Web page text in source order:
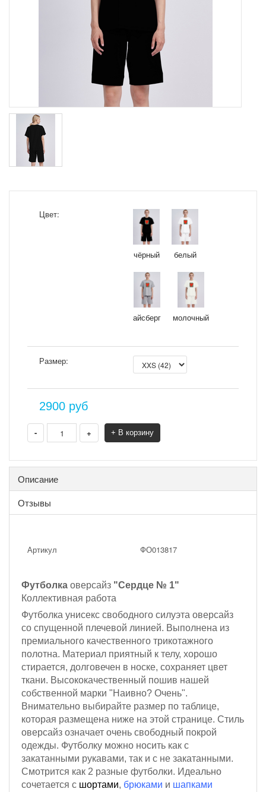
Цвет:
чёрный белый
айсберг молочный
Размер:
2900 руб
- + + В корзину
Описание
Отзывы
Артикул ФО013817
Футболка оверсайз "Сердце № 1"
Коллективная работа
Футболка унисекс свободного силуэта оверсайз
со спущенной плечевой линией. Выполнена из
премиального качественного трикотажного
полотна. Материал приятный к телу, хорошо
стирается, долговечен в носке, сохраняет цвет
ткани. Высококачественный пошив нашей
собственной марки "Наивно? Очень".
Внимательно выбирайте размер по таблице,
которая размещена ниже на этой странице. Стиль
оверсайз означает очень свободный покрой
одежды. Футболку можно носить как с
закатанными рукавами, так и с не закатанными.
Смотрится как 2 разные футболки. Идеально
сочетается с шортами, брюками и шапками